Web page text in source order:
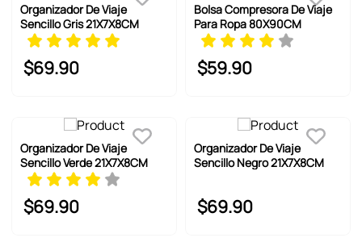
Organizador De Viaje
Sencillo Gris 21X7X8CM
$69.90
Bolsa Compresora De Viaje
Para Ropa 80X90CM
$59.90
Organizador De Viaje
Sencillo Verde 21X7X8CM
$69.90
Organizador De Viaje
Sencillo Negro 21X7X8CM
$69.90